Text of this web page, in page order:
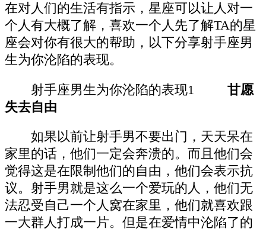
在对人们的生活有指示，星座可以让人对一
个人有大概了解，喜欢一个人先了解TA的星
座会对你有很大的帮助，以下分享射手座男
生为你沦陷的表现。
射手座男生为你沦陷的表现1
甘愿
失去自由
如果以前让射手男不要出门，天天呆在
家里的话，他们一定会奔溃的。而且他们会
觉得这是在限制他们的自由，他们会表示抗
议。射手男就是这么一个爱玩的人，他们无
法忍受自己一个人窝在家里，他们就喜欢跟
一大群人打成一片。但是在爱情中沦陷了的